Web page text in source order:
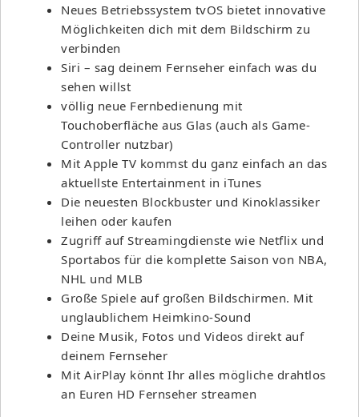
Neues Betriebssystem tvOS bietet innovative
Möglichkeiten dich mit dem Bildschirm zu
verbinden
Siri – sag deinem Fernseher einfach was du
sehen willst
völlig neue Fernbedienung mit
Touchoberfläche aus Glas (auch als Game-
Controller nutzbar)
Mit Apple TV kommst du ganz einfach an das
aktuellste Entertainment in iTunes
Die neuesten Blockbuster und Kinoklassiker
leihen oder kaufen
Zugriff auf Streamingdienste wie Netflix und
Sportabos für die komplette Saison von NBA,
NHL und MLB
Große Spiele auf großen Bildschirmen. Mit
unglaublichem Heimkino-Sound
Deine Musik, Fotos und Videos direkt auf
deinem Fernseher
Mit AirPlay könnt Ihr alles mögliche drahtlos
an Euren HD Fernseher streamen